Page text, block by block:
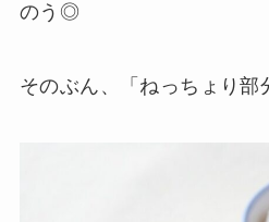
のう◎
そのぶん、「ねっちょり部